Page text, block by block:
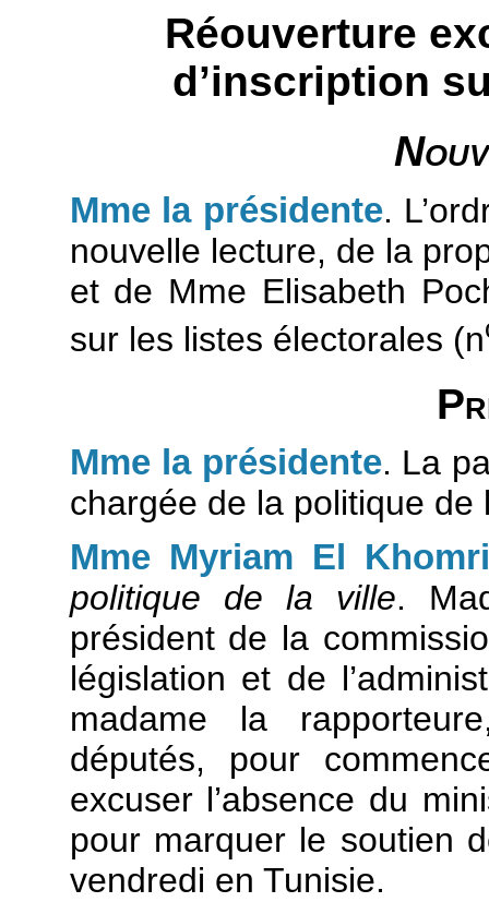
Réouverture
d’inscription
Mme la présidente.
nouvelle lecture, de la
et de Mme Elisabeth
sur les listes électorales (n
Mme la présidente. La
chargée de la politique de
Mme Myriam El
politique de la ville.
président de la
législation et de
madame la
députés, pour
excuser l’absence du
pour marquer le soutien
vendredi en Tunisie.